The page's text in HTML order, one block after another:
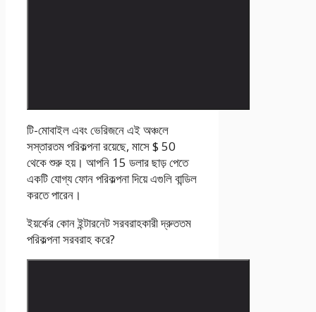
টি-মোবাইল এবং ভেরিজনে এই অঞ্চলে
সস্তারতম পরিকল্পনা রয়েছে, মাসে $ 50
থেকে শুরু হয়। আপনি 15 ডলার ছাড় পেতে
একটি যোগ্য ফোন পরিকল্পনা দিয়ে এগুলি বান্ডিল
করতে পারেন।
ইয়র্কের কোন ইন্টারনেট সরবরাহকারী দ্রুততম
পরিকল্পনা সরবরাহ করে?